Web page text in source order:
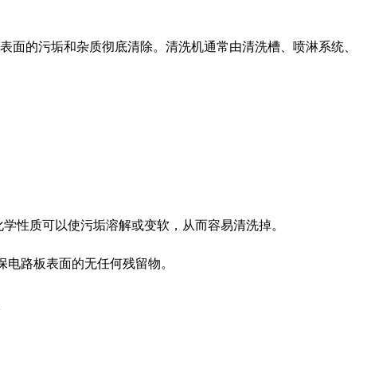
的污垢和杂质彻底清除。清洗机通常由清洗槽、喷淋系统、
性质可以使污垢溶解或变软，从而容易清洗掉。
路板表面的无任何残留物。